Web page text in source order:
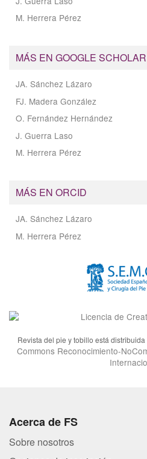
M. Herrera Pérez
MÁS EN GOOGLE SCHOLAR
JA. Sánchez Lázaro
FJ. Madera González
O. Fernández Hernández
J. Guerra Laso
M. Herrera Pérez
MÁS EN ORCID
JA. Sánchez Lázaro
M. Herrera Pérez
Revista del pie y tobillo está
Commons Reconocimiento-
Acerca de FS
Sobre nosotros